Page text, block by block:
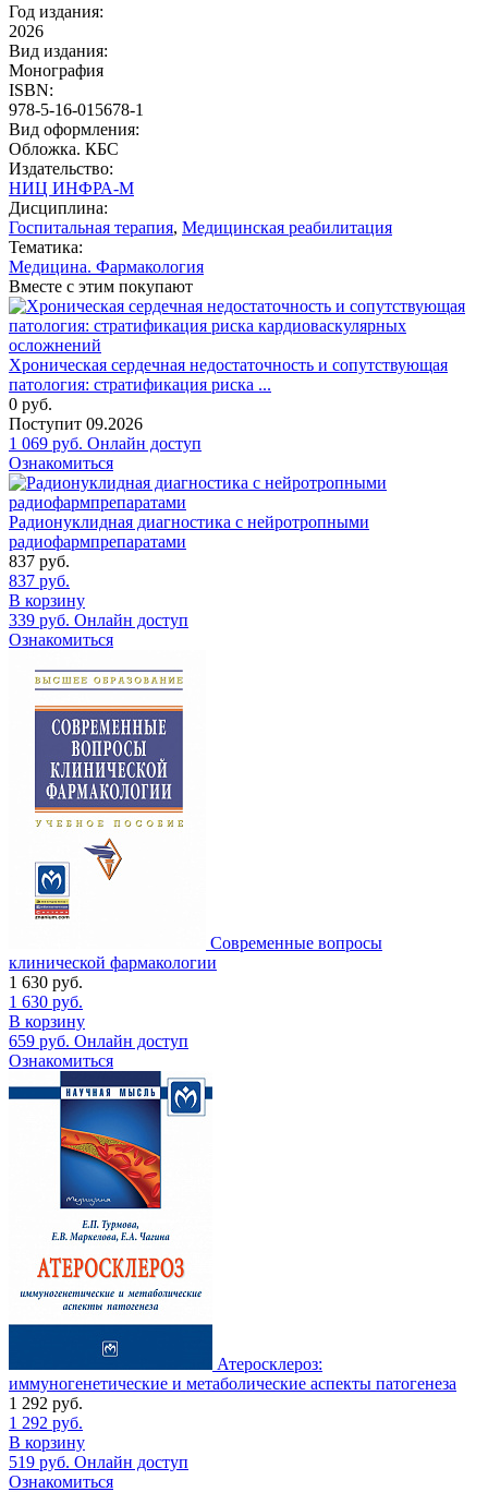
Год издания:
2026
Вид издания:
Монография
ISBN:
978-5-16-015678-1
Вид оформления:
Обложка. КБС
Издательство:
НИЦ ИНФРА-М
Дисциплина:
Госпитальная терапия, Медицинская реабилитация
Тематика:
Медицина. Фармакология
Вместе с этим покупают
Хроническая сердечная недостаточность и сопутствующая
патология: стратификация риска ...
0 руб.
Поступит 09.2026
1 069 руб. Онлайн доступ
Ознакомиться
Радионуклидная диагностика с нейротропными
радиофармпрепаратами
837 руб.
837 руб.
В корзину
339 руб. Онлайн доступ
Ознакомиться
Современные вопросы
клинической фармакологии
1 630 руб.
1 630 руб.
В корзину
659 руб. Онлайн доступ
Ознакомиться
Атеросклероз:
иммуногенетические и метаболические аспекты патогенеза
1 292 руб.
1 292 руб.
В корзину
519 руб. Онлайн доступ
Ознакомиться